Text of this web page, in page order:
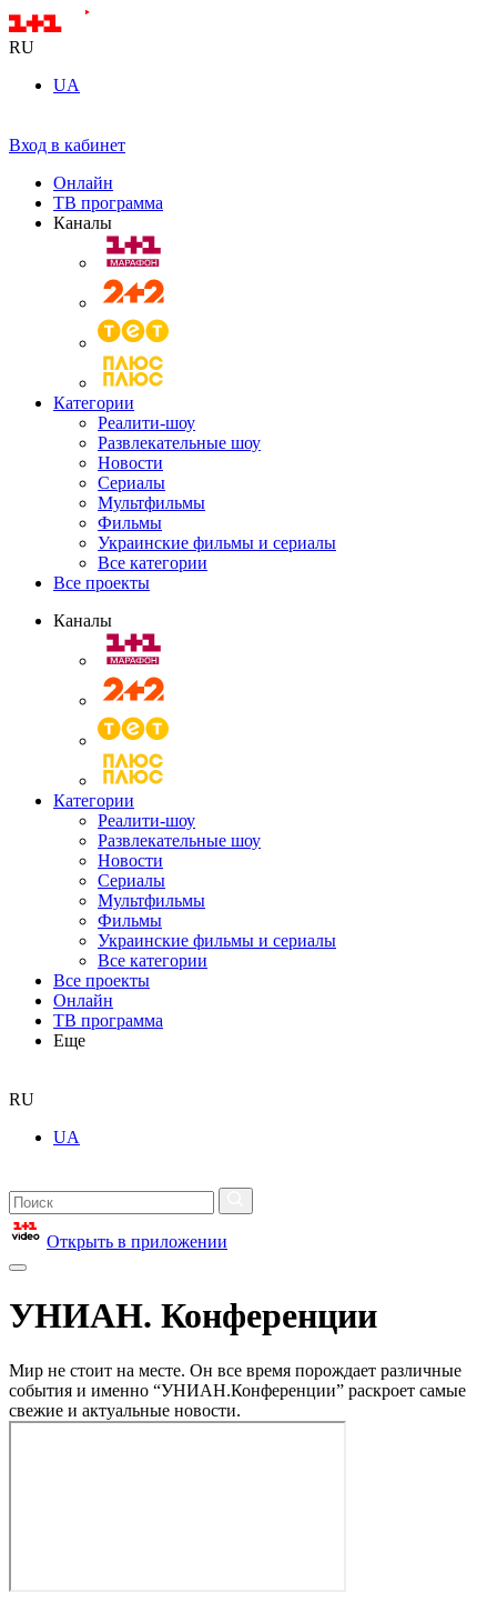
RU
UA
Вход в кабинет
Онлайн
ТВ программа
Каналы
Категории
Реалити-шоу
Развлекательные шоу
Новости
Сериалы
Мультфильмы
Фильмы
Украинские фильмы и сериалы
Все категории
Все проекты
Каналы
Категории
Реалити-шоу
Развлекательные шоу
Новости
Сериалы
Мультфильмы
Фильмы
Украинские фильмы и сериалы
Все категории
Все проекты
Онлайн
ТВ программа
Еще
RU
UA
Открыть в приложении
УНИАН. Конференции
Мир не стоит на месте. Он все время порождает различные
события и именно “УНИАН.Конференции” раскроет самые
свежие и актуальные новости.